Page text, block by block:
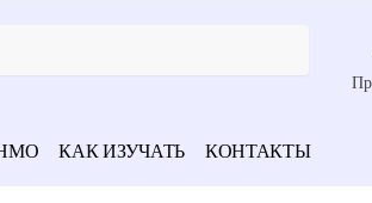
КАК ИЗУЧАТЬ КОНТАКТЫ